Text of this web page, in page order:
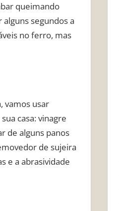
queimando
segundos a
no ferro, mas
vamos usar
casa: vinagre
de alguns panos
de sujeira
e a abrasividade